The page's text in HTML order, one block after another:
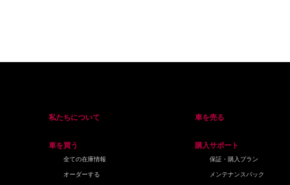
私たちについて
車を買う
全ての在庫情報
オーダーする
車を売る
購入サポート
保証・購入プラン
メンテナンスパック